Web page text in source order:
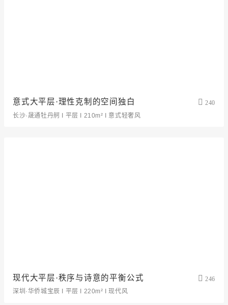
意式大平层·理性克制的空间独白
240
长沙·晟通牡丹舸 I 平层 I 210m² I 意式轻奢风
现代大平层·秩序与诗意的平衡公式
246
深圳·华侨城宝辰 I 平层 I 220m² I 现代风